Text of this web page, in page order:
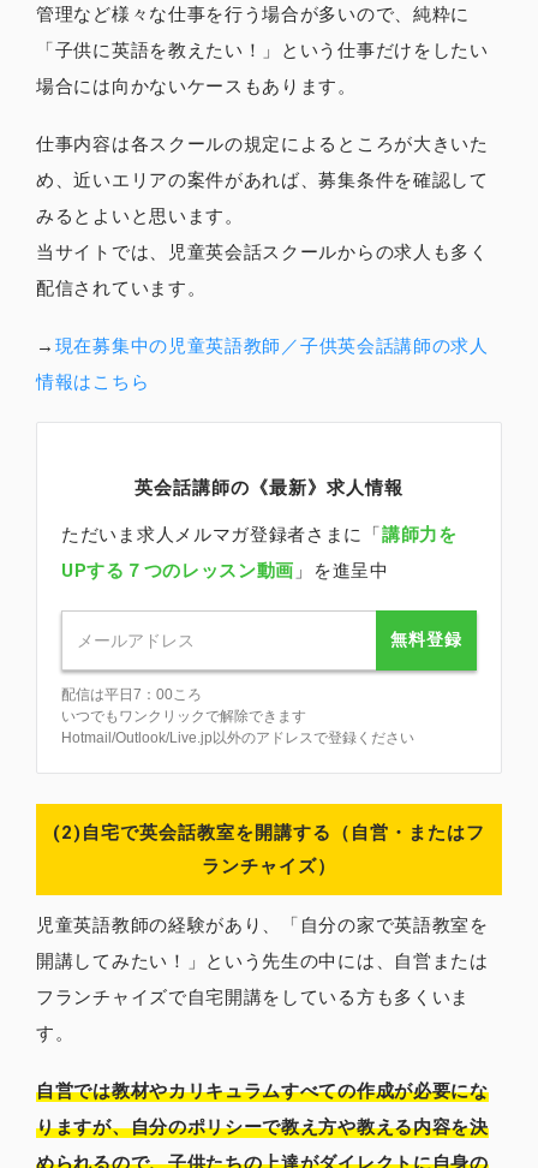
管理など様々な仕事を行う場合が多いので、純粋に
「子供に英語を教えたい！」という仕事だけをしたい
場合には向かないケースもあります。
仕事内容は各スクールの規定によるところが大きいた
め、近いエリアの案件があれば、募集条件を確認して
みるとよいと思います。
当サイトでは、児童英会話スクールからの求人も多く
配信されています。
→ 現在募集中の児童英語教師／子供英会話講師の求人
情報はこちら
英会話講師の《最新》求人情報
ただいま求人メルマガ登録者さまに「講師力を
UPする７つのレッスン動画 」を進呈中
無料登録
配信は平日7：00ころ
いつでもワンクリックで解除できます
Hotmail/Outlook/Live.jp以外のアドレスで登録ください
(2)自宅で英会話教室を開講する（自営・またはフ
ランチャイズ）
児童英語教師の経験があり、「自分の家で英語教室を
開講してみたい！」という先生の中には、自営または
フランチャイズで自宅開講をしている方も多くいま
す。
自営では教材やカリキュラムすべての作成が必要にな
りますが、自分のポリシーで教え方や教える内容を決
められるので、子供たちの上達がダイレクトに自身の